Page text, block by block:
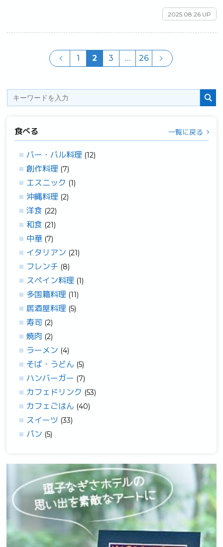
2025.08.26 UP
1 2 3 … 26
食べる 一覧に戻る
バー・バル料理 (12)
創作料理 (7)
エスニック (1)
沖縄料理 (2)
洋食 (22)
和食 (21)
中華 (7)
イタリアン (21)
フレンチ (8)
スペイン料理 (1)
多国籍料理 (11)
居酒屋料理 (5)
寿司 (2)
焼肉 (2)
ラーメン (4)
そば・うどん (5)
ハンバーガー (7)
カフェドリンク (53)
カフェごはん (40)
スイーツ (33)
パン (5)